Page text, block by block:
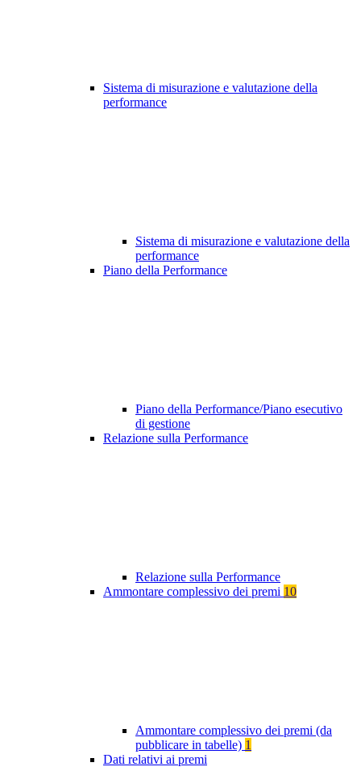
Sistema di misurazione e valutazione della
performance
Sistema di misurazione e valutazione della
performance
Piano della Performance
Piano della Performance/Piano esecutivo
di gestione
Relazione sulla Performance
Relazione sulla Performance
Ammontare complessivo dei premi 10
Ammontare complessivo dei premi (da
pubblicare in tabelle) 1
Dati relativi ai premi